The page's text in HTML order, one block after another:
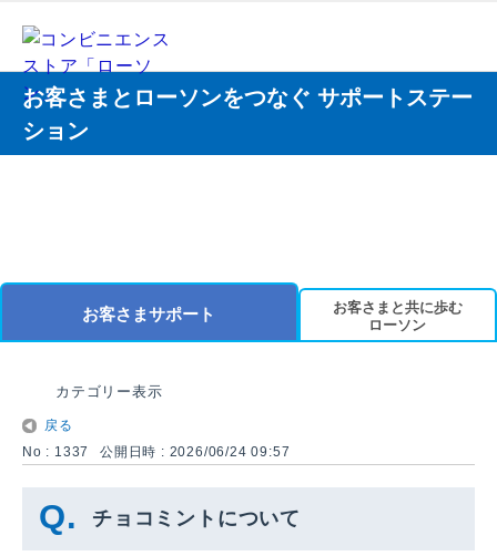
お客さまとローソンをつなぐ サポートステー
ション
お客さまサポート
お客さまと共に歩む
ローソン
カテゴリー表示
戻る
No : 1337
公開日時 : 2026/06/24 09:57
チョコミントについて